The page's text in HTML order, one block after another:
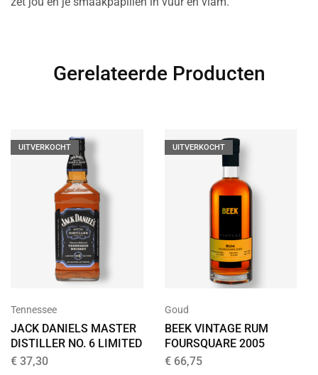
Gerelateerde Producten
UITVERKOCHT
Tennessee
JACK DANIELS MASTER
DISTILLER NO. 6 LIMITED
€ 37,30
UITVERKOCHT
Goud
BEEK VINTAGE RUM
FOURSQUARE 2005
€66,75